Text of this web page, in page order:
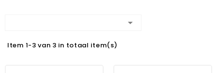

Item 1-3 van 3 in totaal item(s)